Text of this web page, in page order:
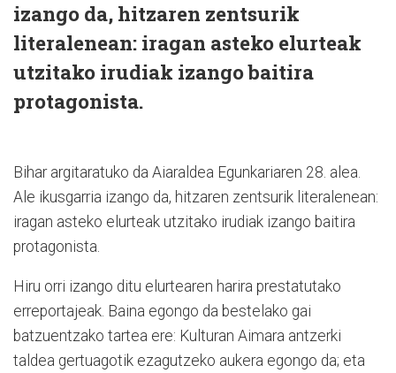
izango da, hitzaren zentsurik
literalenean: iragan asteko elurteak
utzitako irudiak izango baitira
protagonista.
Bihar argitaratuko da Aiaraldea Egunkariaren 28. alea.
Ale ikusgarria izango da, hitzaren zentsurik literalenean:
iragan asteko elurteak utzitako irudiak izango baitira
protagonista.
Hiru orri izango ditu elurtearen harira prestatutako
erreportajeak. Baina egongo da bestelako gai
batzuentzako tartea ere: Kulturan Aimara antzerki
taldea gertuagotik ezagutzeko aukera egongo da; eta